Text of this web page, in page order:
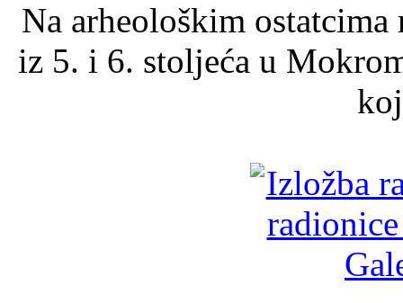
Na arheološkim
iz 5. i 6. stoljeća u